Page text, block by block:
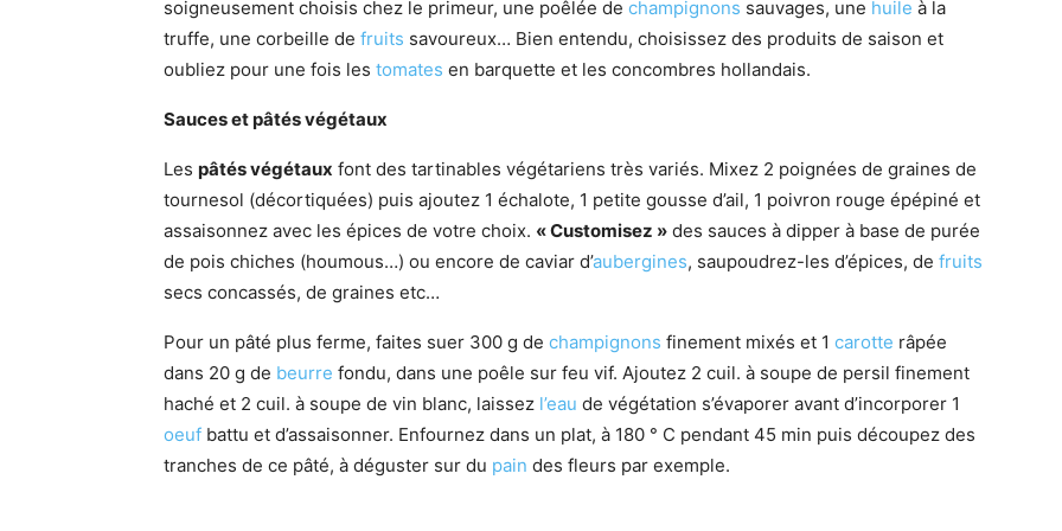
soigneusement choisis chez le primeur, une poêlée de champignons sauvages, une huile à la
truffe, une corbeille de fruits savoureux… Bien entendu, choisissez des produits de saison et
oubliez pour une fois les tomates en barquette et les concombres hollandais.
Sauces et pâtés végétaux
Les pâtés végétaux font des tartinables végétariens très variés. Mixez 2 poignées de graines de
tournesol (décortiquées) puis ajoutez 1 échalote, 1 petite gousse d’ail, 1 poivron rouge épépiné et
assaisonnez avec les épices de votre choix. « Customisez » des sauces à dipper à base de purée
de pois chiches (houmous…) ou encore de caviar d’aubergines, saupoudrez-les d’épices, de fruits
secs concassés, de graines etc…
Pour un pâté plus ferme, faites suer 300 g de champignons finement mixés et 1 carotte râpée
dans 20 g de beurre fondu, dans une poêle sur feu vif. Ajoutez 2 cuil. à soupe de persil finement
haché et 2 cuil. à soupe de vin blanc, laissez l’eau de végétation s’évaporer avant d’incorporer 1
oeuf battu et d’assaisonner. Enfournez dans un plat, à 180 ° C pendant 45 min puis découpez des
tranches de ce pâté, à déguster sur du pain des fleurs par exemple.